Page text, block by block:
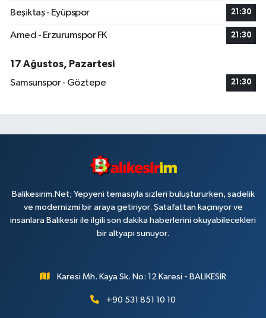
Beşiktaş - Eyüpspor 21:30
Amed - Erzurumspor FK 21:30
17 Ağustos, Pazartesi
Samsunspor - Göztepe
21:30
Balikesirim.Net; Yepyeni temasıyla sizleri buluştururken, sadelik
ve modernizmi bir araya getiriyor. Şatafattan kaçınıyor ve
insanlara Balıkesir ile ilgili son dakika haberlerini okuyabilecekleri
bir altyapı sunuyor.
Karesi Mh. Kaya Sk. No: 12 Karesi - BALIKESİR
+90 531 851 10 10